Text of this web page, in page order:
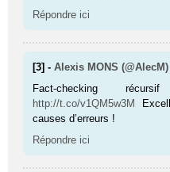
Répondre ici
[3] -Alexis MONS (@AlecM)
Fact-checking
http://t.co/v1QM5w3M
causes d’erreurs !
Répondre ici